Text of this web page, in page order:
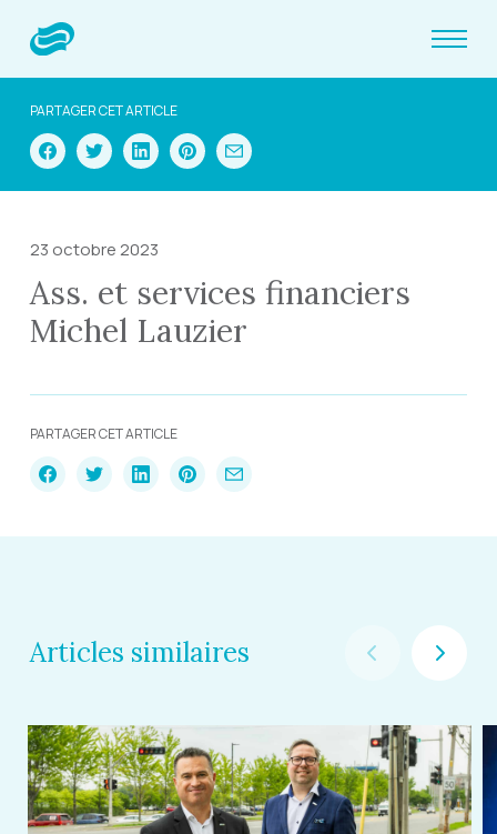
PARTAGER CET ARTICLE
23 octobre 2023
Ass. et services financiers
Michel Lauzier
PARTAGER CET ARTICLE
Articles similaires